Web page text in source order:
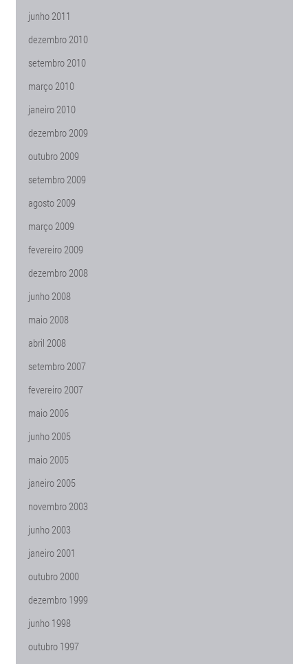
junho 2011
dezembro 2010
setembro 2010
março 2010
janeiro 2010
dezembro 2009
outubro 2009
setembro 2009
agosto 2009
março 2009
fevereiro 2009
dezembro 2008
junho 2008
maio 2008
abril 2008
setembro 2007
fevereiro 2007
maio 2006
junho 2005
maio 2005
janeiro 2005
novembro 2003
junho 2003
janeiro 2001
outubro 2000
dezembro 1999
junho 1998
outubro 1997